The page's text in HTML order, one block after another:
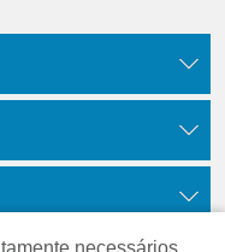
necessários